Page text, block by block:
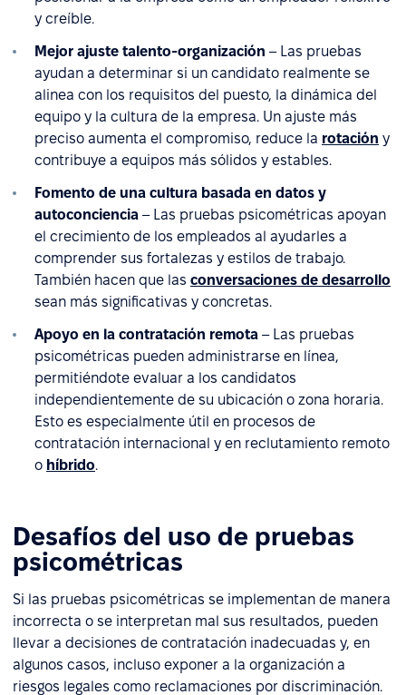
y creíble.
Mejor ajuste talento-organización – Las pruebas
ayudan a determinar si un candidato realmente se
alinea con los requisitos del puesto, la dinámica del
equipo y la cultura de la empresa. Un ajuste más
preciso aumenta el compromiso, reduce la rotación y
contribuye a equipos más sólidos y estables.
Fomento de una cultura basada en datos y
autoconciencia – Las pruebas psicométricas apoyan
el crecimiento de los empleados al ayudarles a
comprender sus fortalezas y estilos de trabajo.
También hacen que las conversaciones de desarrollo
sean más significativas y concretas.
Apoyo en la contratación remota – Las pruebas
psicométricas pueden administrarse en línea,
permitiéndote evaluar a los candidatos
independientemente de su ubicación o zona horaria.
Esto es especialmente útil en procesos de
contratación internacional y en reclutamiento remoto
o híbrido.
Desafíos del uso de pruebas
psicométricas
Si las pruebas psicométricas se implementan de manera
incorrecta o se interpretan mal sus resultados, pueden
llevar a decisiones de contratación inadecuadas y, en
algunos casos, incluso exponer a la organización a
riesgos legales como reclamaciones por discriminación.